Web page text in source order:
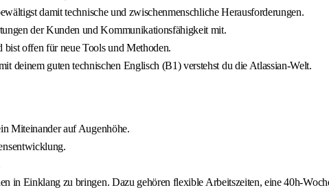
damit technische und zwischenmenschliche Herausforderungen.
der Kunden und Kommunikationsfähigkeit mit.
offen für neue Tools und Methoden.
deinem guten technischen Englisch (B1) verstehst du die Atlassian-Welt.
Miteinander auf Augenhöhe.
in Einklang zu bringen. Dazu gehören flexible Arbeitszeiten, eine 40h-